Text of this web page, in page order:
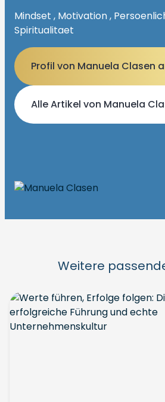
Mindset , Motivation ,
Spiritualitaet
Profil von Manuela Clasen
Alle Artikel von Manuela
Weitere